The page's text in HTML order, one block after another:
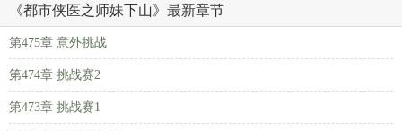
《都市侠医之师妹下山》最新章节
第475章 意外挑战
第474章 挑战赛2
第473章 挑战赛1